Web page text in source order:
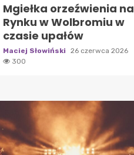
Mgiełka orzeźwienia na
Rynku w Wolbromiu w
czasie upałów
Maciej Słowiński
26 czerwca 2026
300